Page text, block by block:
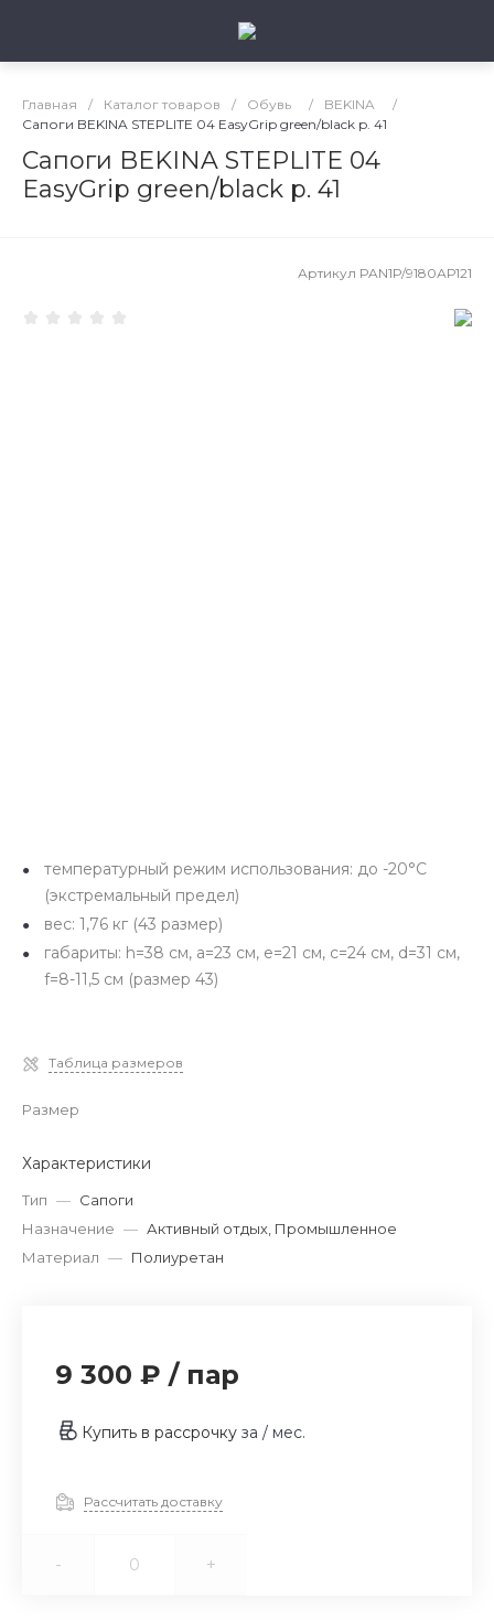
Главная / Каталог товаров / Обувь / BEKINA
/
Сапоги BEKINA STEPLITE 04 EasyGrip green/black p. 41
Сапоги BEKINA STEPLITE 04
EasyGrip green/black p. 41
Артикул PAN1Р/9180АР121
температурный режим использования: до -20°C
(экстремальный предел)
вес: 1,76 кг (43 размер)
габариты: h=38 см, a=23 см, e=21 см, с=24 см, d=31 см,
f=8-11,5 см (размер 43)
Таблица размеров
Размер
Характеристики
Тип — Сапоги
Назначение — Активный отдых, Промышленное
Материал — Полиуретан
9 300 ₽ / пар
Купить в рассрочку за / мес.
Рассчитать доставку
- +